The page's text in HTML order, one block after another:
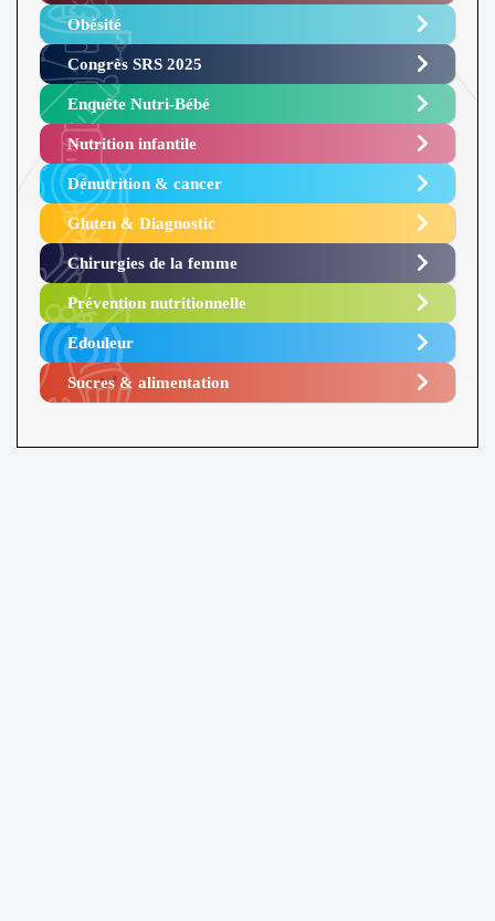
Obésité ​
Congrès SRS 2025 ​
Enquête Nutri-Bébé ​
Nutrition infantile
Dénutrition & cancer
Gluten & Diagnostic
Chirurgies de la femme
Prévention nutritionnelle
Edouleur​
Sucres & alimentation​